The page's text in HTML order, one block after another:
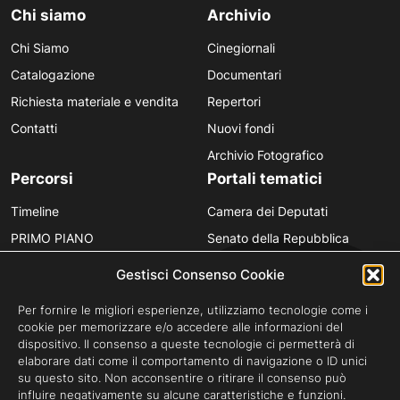
Gestisci Consenso Cookie
Per fornire le migliori esperienze, utilizziamo tecnologie come i
cookie per memorizzare e/o accedere alle informazioni del
dispositivo. Il consenso a queste tecnologie ci permetterà di
elaborare dati come il comportamento di navigazione o ID unici
su questo sito. Non acconsentire o ritirare il consenso può
influire negativamente su alcune caratteristiche e funzioni.
Chi siamo
Chi Siamo
Catalogazione
Richiesta materiale e vendita
Contatti
Archivio
Cinegiornali
Documentari
Repertori
Nuovi fondi
Archivio Fotografico
Percorsi
Timeline
PRIMO PIANO
Anniversari
Portali tematici
Camera dei Deputati
Senato della Repubblica
Luce per la didattica
Fare gli italiani